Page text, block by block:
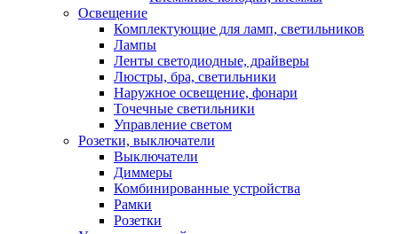
Освещение
Комплектующие для ламп, светильников
Лампы
Ленты светодиодные, драйверы
Люстры, бра, светильники
Наружное освещение, фонари
Точечные светильники
Управление светом
Розетки, выключатели
Выключатели
Диммеры
Комбинированные устройства
Рамки
Розетки